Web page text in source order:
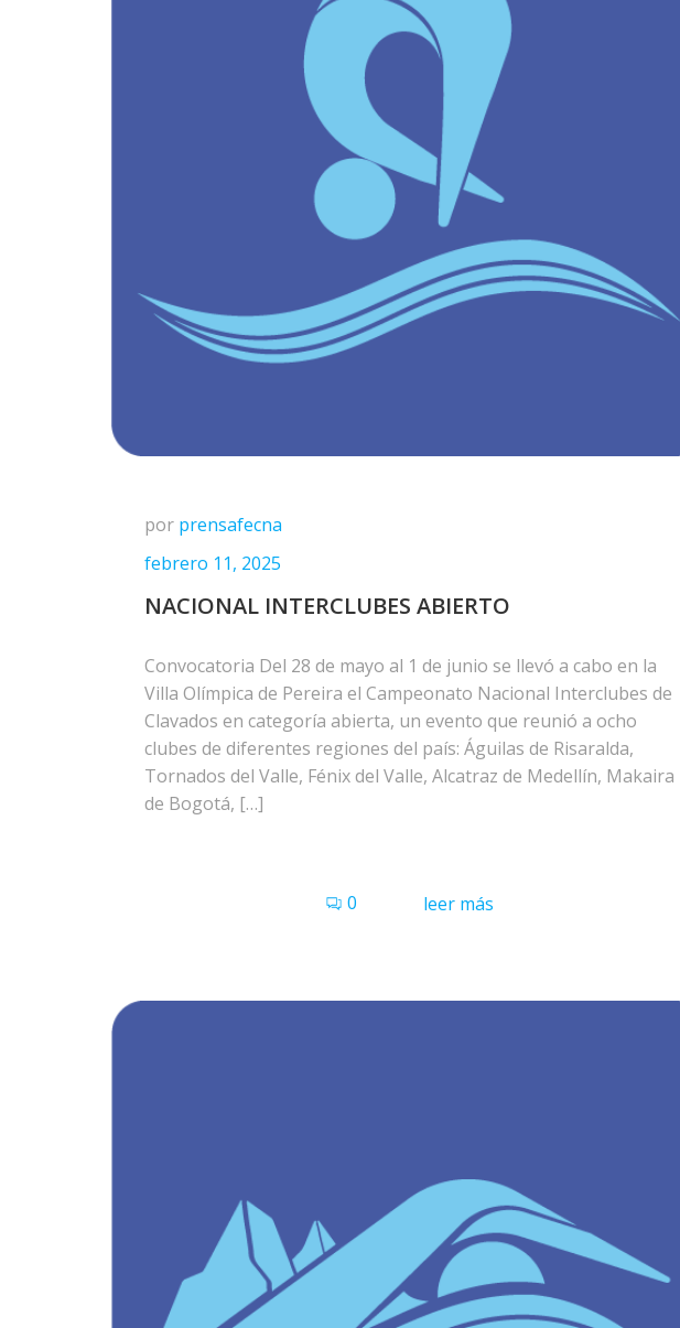
por prensafecna
febrero 11, 2025
NACIONAL INTERCLUBES ABIERTO
Convocatoria Del 28 de mayo al 1 de junio se llevó a cabo en la
Villa Olímpica de Pereira el Campeonato Nacional Interclubes de
Clavados en categoría abierta, un evento que reunió a ocho
clubes de diferentes regiones del país: Águilas de Risaralda,
Tornados del Valle, Fénix del Valle, Alcatraz de Medellín, Makaira
de Bogotá, […]
0 leer más